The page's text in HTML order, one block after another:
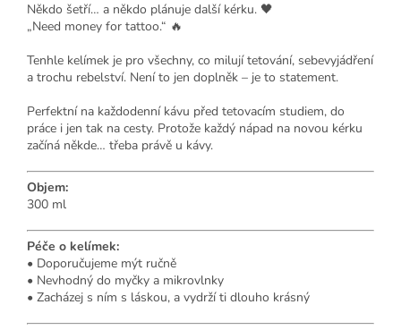
Někdo šetří… a někdo plánuje další kérku. 🖤
„Need money for tattoo.“ 🔥
Tenhle kelímek je pro všechny, co milují tetování, sebevyjádření
a trochu rebelství. Není to jen doplněk – je to statement.
Perfektní na každodenní kávu před tetovacím studiem, do
práce i jen tak na cesty. Protože každý nápad na novou kérku
začíná někde… třeba právě u kávy.
Objem:
300 ml
Péče o kelímek:
• Doporučujeme mýt ručně
• Nevhodný do myčky a mikrovlnky
• Zacházej s ním s láskou, a vydrží ti dlouho krásný